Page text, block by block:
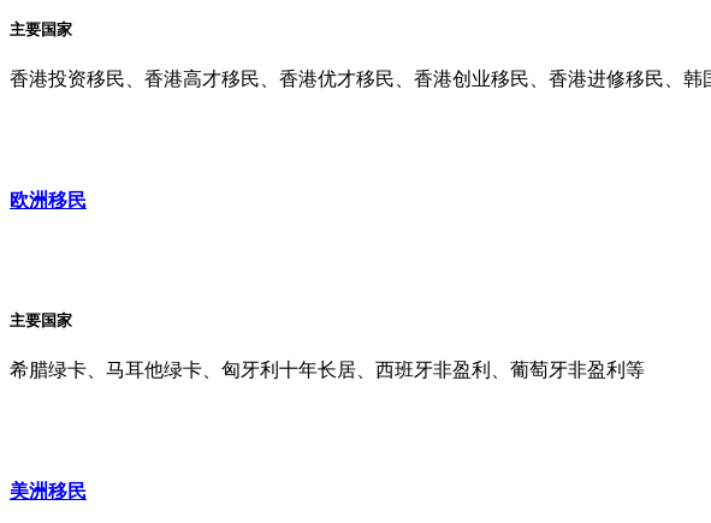
主要国家
香港投资移民、香港高才移民、香港优才移民、香港创业移民、香港进修移民、
欧洲移民
主要国家
希腊绿卡、马耳他绿卡、匈牙利十年长居、西班牙非盈利、葡萄牙非盈利等
美洲移民